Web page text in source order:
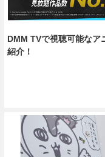
DMM TVで視聴可能なア
紹介！